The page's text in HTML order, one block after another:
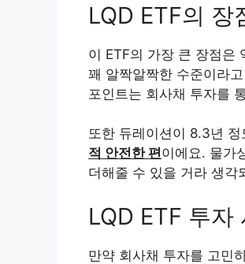
LQD ETF의 장
이 ETF의 가장 큰 장점은
꽤 알짝알짝한 수준이라
포인트는 회사채 투자를
또한 듀레이션이 8.3년
적 안전한 편이에요. 물가
더해줄 수 있을 거라 생각
LQD ETF 투자
만약 회사채 투자를 고민